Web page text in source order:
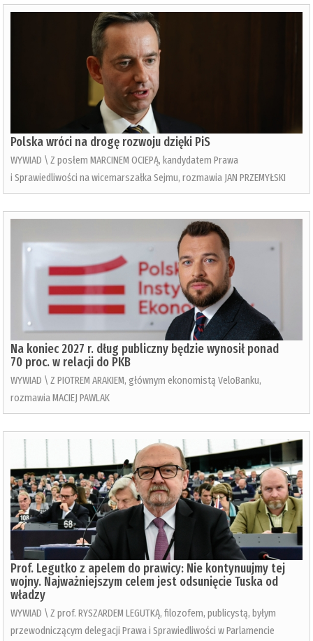
Polska wróci na drogę rozwoju dzięki PiS
WYWIAD \ Z posłem MARCINEM OCIEPĄ, kandydatem Prawa
i Sprawiedliwości na wicemarszałka Sejmu, rozmawia JAN PRZEMYŁSKI
Na koniec 2027 r. dług publiczny będzie wynosił ponad
70 proc. w relacji do PKB
WYWIAD \ Z PIOTREM ARAKIEM, głównym ekonomistą VeloBanku,
rozmawia MACIEJ PAWLAK
Prof. Legutko z apelem do prawicy: Nie kontynuujmy tej
wojny. Najważniejszym celem jest odsunięcie Tuska od
władzy
WYWIAD \ Z prof. RYSZARDEM LEGUTKĄ, filozofem, publicystą, byłym
przewodniczącym delegacji Prawa i Sprawiedliwości w Parlamencie